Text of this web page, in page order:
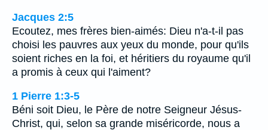
Jacques 2:5
Ecoutez, mes frères bien-aimés: Dieu n'a-t-il pas
choisi les pauvres aux yeux du monde, pour qu'ils
soient riches en la foi, et héritiers du royaume qu'il
a promis à ceux qui l'aiment?
1 Pierre 1:3-5
Béni soit Dieu, le Père de notre Seigneur Jésus-
Christ, qui, selon sa grande miséricorde, nous a